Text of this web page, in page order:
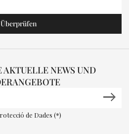
AKTUELLE NEWS UND
de Dades (*)